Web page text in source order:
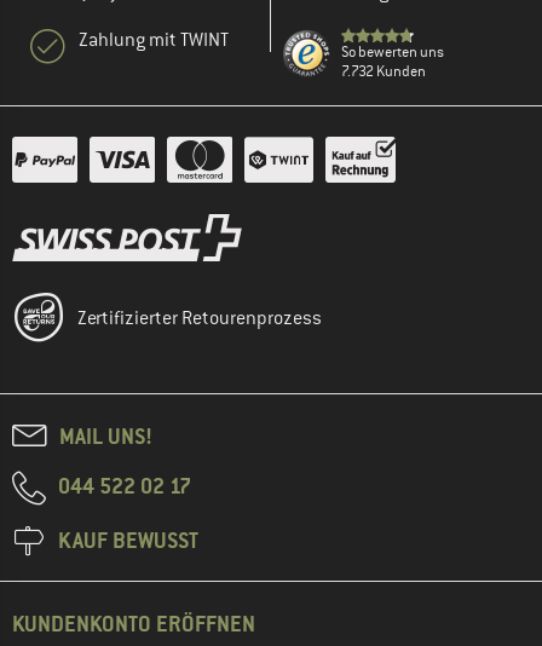
Zahlung mit TWINT
So bewerten uns
7.732 Kunden
Zertifizierter Retourenprozess
MAIL UNS!
044 522 02 17
KAUF BEWUSST
KUNDENKONTO ERÖFFNEN